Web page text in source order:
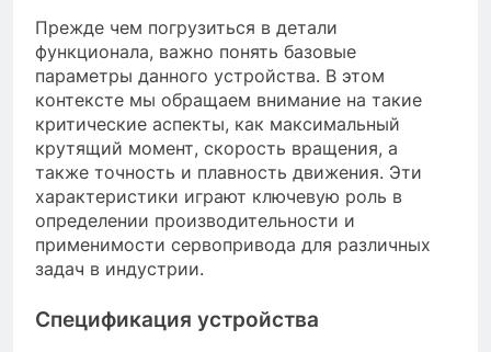
Прежде чем погрузиться в детали
функционала, важно понять базовые
параметры данного устройства. В этом
контексте мы обращаем внимание на такие
критические аспекты, как максимальный
крутящий момент, скорость вращения, а
также точность и плавность движения. Эти
характеристики играют ключевую роль в
определении производительности и
применимости сервопривода для различных
задач в индустрии.
Спецификация устройства